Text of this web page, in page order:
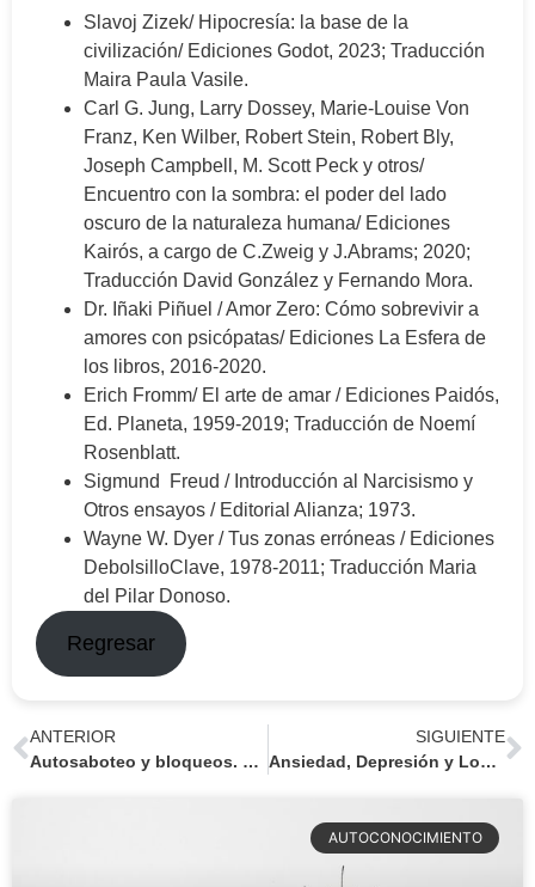
Slavoj Zizek/ Hipocresía: la base de la
civilización/ Ediciones Godot, 2023; Traducción
Maira Paula Vasile.
Carl G. Jung, Larry Dossey, Marie-Louise Von
Franz, Ken Wilber, Robert Stein, Robert Bly,
Joseph Campbell, M. Scott Peck y otros/
Encuentro con la sombra: el poder del lado
oscuro de la naturaleza humana/ Ediciones
Kairós, a cargo de C.Zweig y J.Abrams; 2020;
Traducción David González y Fernando Mora.
Dr. Iñaki Piñuel / Amor Zero: Cómo sobrevivir a
amores con psicópatas/ Ediciones La Esfera de
los libros, 2016-2020.
Erich Fromm/ El arte de amar / Ediciones Paidós,
Ed. Planeta, 1959-2019; Traducción de Noemí
Rosenblatt.
Sigmund Freud / Introducción al Narcisismo y
Otros ensayos / Editorial Alianza; 1973.
Wayne W. Dyer / Tus zonas erróneas / Ediciones
DebolsilloClave, 1978-2011; Traducción Maria
del Pilar Donoso.
Regresar
ANTERIOR
Autosaboteo y bloqueos. Vencer a la resistencia.
SIGUIENTE
Ansiedad, Depresión y Locus de Control
AUTOCONOCIMIENTO